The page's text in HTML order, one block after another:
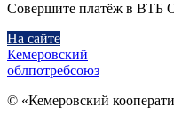
Совершите платёж в ВТБ
На сайте
Кемеровский
облпотребсоюз
© «Кемеровский